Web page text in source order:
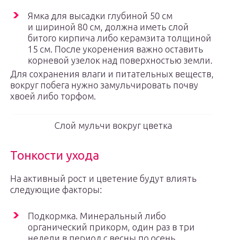
Ямка для высадки глубиной 50 см
и шириной 80 см, должна иметь слой
битого кирпича либо керамзита толщиной
15 см. После укоренения важно оставить
корневой узелок над поверхностью земли.
Для сохранения влаги и питательных веществ,
вокруг побега нужно замульчировать почву
хвоей либо торфом.
Слой мульчи вокруг цветка
Тонкости ухода
На активный рост и цветение будут влиять
следующие факторы:
Подкормка. Минеральный либо
органический прикорм, один раз в три
недели в период с весны по осень.